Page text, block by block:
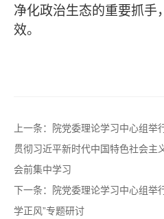
净化政治生态的重要抓手
效。
上一条：
院党委理论学习中心组举
贯彻习近平新时代中国特色社会主
会前集中学习
下一条：
院党委理论学习中心组举
学正风”专题研讨